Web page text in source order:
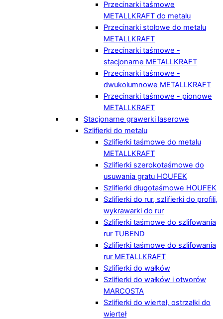
Przecinarki taśmowe
METALLKRAFT do metalu
Przecinarki stołowe do metalu
METALLKRAFT
Przecinarki taśmowe -
stacjonarne METALLKRAFT
Przecinarki taśmowe -
dwukolumnowe METALLKRAFT
Przecinarki taśmowe - pionowe
METALLKRAFT
Stacjonarne grawerki laserowe
Szlifierki do metalu
Szlifierki taśmowe do metalu
METALLKRAFT
Szlifierki szerokotaśmowe do
usuwania gratu HOUFEK
Szlifierki długotaśmowe HOUFEK
Szlifierki do rur, szlifierki do profili,
wykrawarki do rur
Szlifierki taśmowe do szlifowania
rur TUBEND
Szlifierki taśmowe do szlifowania
rur METALLKRAFT
Szlifierki do wałków
Szlifierki do wałków i otworów
MARCOSTA
Szlifierki do wierteł, ostrzałki do
wierteł